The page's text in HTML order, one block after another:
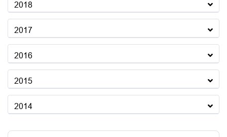
2018
2017
2016
2015
2014